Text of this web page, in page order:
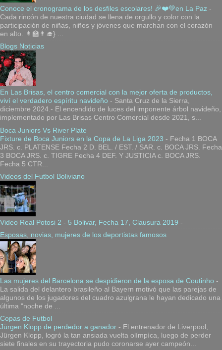
Conoce el cronograma de los desfiles escolares! 🎉❤️💚en La Paz -
Cada rincón de nuestra ciudad se llena de orgullo y color con la
participación de niñas, niños y jóvenes que marchan con el corazón
en alto. 👩‍🏫👨‍🎓} ...
Blogs Noticias
En Las Brisas, el centro comercial con la mejor oferta de productos,
viví el verdadero espíritu navideño - Santa Cruz de la Sierra,
diciembre 2024.- El encendido de luces del imponente árbol navideño,
implementado por Las Brisas Centro Comercial desde 2021, s...
Boca Juniors Vs River Plate
Fixture de Boca Juniors en la Copa de La Liga 2023 - Fecha 1 BOCA
JRS. c. PLATENSE Fecha 2 D. BEL. / EST. / SAR. c. BOCA JRS. Fecha
3 BOCA JRS. c. TIGRE Fecha 4 DEF. Y JUSTICIA c. BOCA JRS.
Fecha 5 CTR...
Videos del Futbol Boliviano
Video Real Potosi 2 - 5 Bolivar, Fecha 17, Clausura 2019 -
Esposas, novias, mujeres de los deportistas famosos
Las mujeres del Barcelona se despidieron de la esposa de Coutinho -
La salida del delantero brasileño al Bayern motivó que las parejas de
algunos de los jugadores del cuadro azulgrana le hayan dedicado una
última "noche de ...
Copas de Futbol
Jürgen Klopp de perdedor a ganador - El entrenador de Liverpool,
Jürgen Klopp, logró la tan ansiada vuelta olímpìca, luego de perder
siete finales en su trayectoria pudo coronarse ayer campeón...